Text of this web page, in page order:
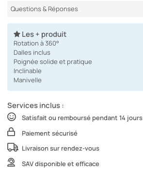
Questions & Réponses
Les + produit
Rotation à 360°
Dalles inclus
Poignée solide et pratique
Inclinable
Manivelle
Services inclus :
Satisfait ou remboursé pendant 14 jours
Paiement sécurisé
Livraison sur rendez-vous
SAV disponible et efficace